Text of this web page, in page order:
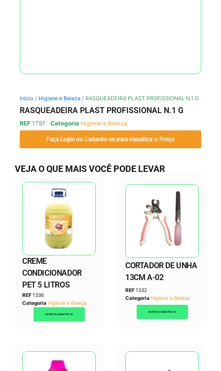
Início / Higiene e Beleza / RASQUEADEIRA PLAST PROFISSIONAL N.1 G
RASQUEADEIRA PLAST PROFISSIONAL N.1 G
REF 1797 Categoria Higiene e Beleza
Faça Login ou Cadastre-se para visualizar o Preço
VEJA O QUE MAIS VOCÊ PODE LEVAR
CREME
CONDICIONADOR
PET 5 LITROS
REF1336
Categoria Higiene e Beleza
ENTRE OU CADASTRE-SE
CORTADOR DE UNHA
13CM A-02
REF1332
Categoria Higiene e Beleza
ENTRE OU CADASTRE-SE